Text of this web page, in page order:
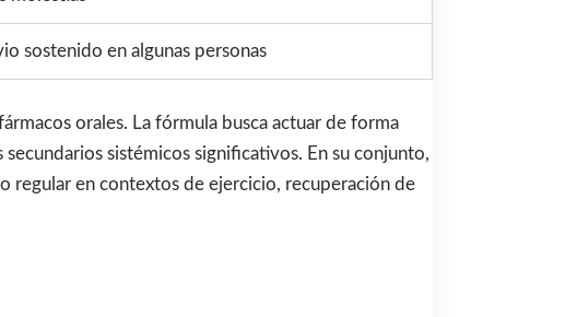
sostenido en algunas personas
orales. La fórmula busca actuar de forma
sistémicos significativos. En su conjunto,
regular en contextos de ejercicio, recuperación de